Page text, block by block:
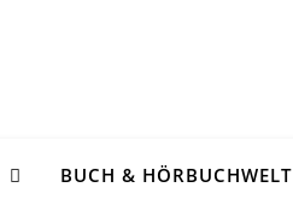
BUCH & HÖRBUCHWELT